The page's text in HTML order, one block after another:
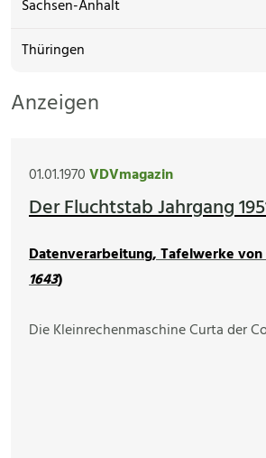
Sachsen-Anhalt
Thüringen
Anzeigen
01.01.1970VDVmagazin
Der Fluchtstab Jahrgang
Datenverarbeitung, Tafelwerke
1643)
Die Kleinrechenmaschine Curta der